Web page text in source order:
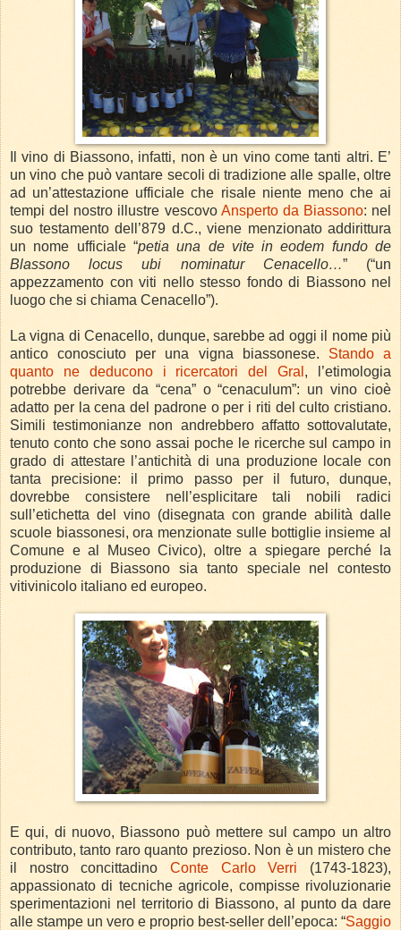
Il vino di Biassono, infatti, non è un vino come tanti altri. E’
un vino che può vantare secoli di tradizione alle spalle, oltre
ad un’attestazione ufficiale che risale niente meno che ai
tempi del nostro illustre vescovo Ansperto da Biassono: nel
suo testamento dell’879 d.C., viene menzionato addirittura
un nome ufficiale “petia una de vite in eodem fundo de
Blassono locus ubi nominatur Cenacello…” (“un
appezzamento con viti nello stesso fondo di Biassono nel
luogo che si chiama Cenacello”).
La vigna di Cenacello, dunque, sarebbe ad oggi il nome più
antico conosciuto per una vigna biassonese. Stando a
quanto ne deducono i ricercatori del Gral , l’etimologia
potrebbe derivare da “cena” o “cenaculum”: un vino cioè
adatto per la cena del padrone o per i riti del culto cristiano.
Simili testimonianze non andrebbero affatto sottovalutate,
tenuto conto che sono assai poche le ricerche sul campo in
grado di attestare l’antichità di una produzione locale con
tanta precisione: il primo passo per il futuro, dunque,
dovrebbe consistere nell’esplicitare tali nobili radici
sull’etichetta del vino (disegnata con grande abilità dalle
scuole biassonesi, ora menzionate sulle bottiglie insieme al
Comune e al Museo Civico), oltre a spiegare perché la
produzione di Biassono sia tanto speciale nel contesto
vitivinicolo italiano ed europeo.
E qui, di nuovo, Biassono può mettere sul campo un altro
contributo, tanto raro quanto prezioso. Non è un mistero che
il nostro concittadino Conte Carlo Verri (1743-1823),
appassionato di tecniche agricole, compisse rivoluzionarie
sperimentazioni nel territorio di Biassono, al punto da dare
alle stampe un vero e proprio best-seller dell’epoca: “Saggio